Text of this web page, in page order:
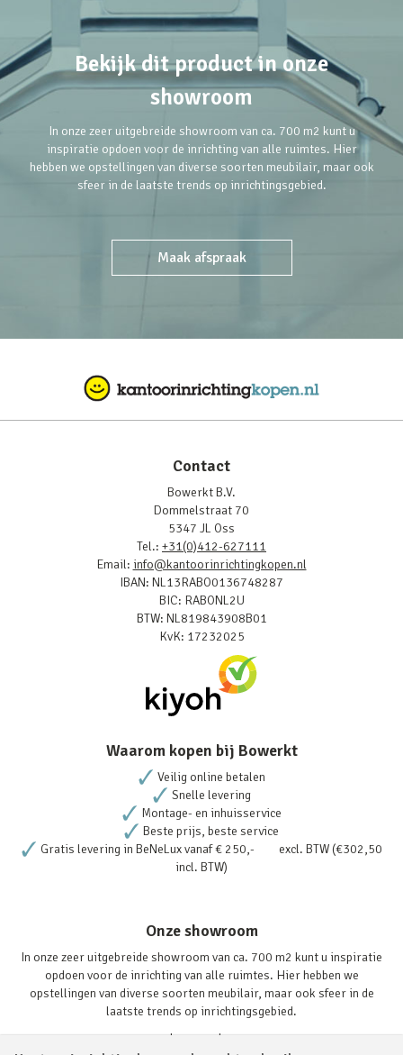
Bekijk dit product in onze
showroom
In onze zeer uitgebreide showroom van ca. 700 m2 kunt u
inspiratie opdoen voor de inrichting van alle ruimtes. Hier
hebben we opstellingen van diverse soorten meubilair, maar ook
sfeer in de laatste trends op inrichtingsgebied.
Maak afspraak
Contact
Bowerkt B.V.
Dommelstraat 70
5347 JL Oss
Tel.: +31(0)412-627111
Email: info@kantoorinrichtingkopen.nl
IBAN: NL13RABO0136748287
BIC: RABONL2U
BTW: NL819843908B01
KvK: 17232025
Waarom kopen bij Bowerkt
Veilig online betalen
Snelle levering
Montage- en inhuisservice
Beste prijs, beste service
Gratis levering in BeNeLux vanaf € 250,- excl. BTW (€302,50
incl. BTW)
Onze showroom
In onze zeer uitgebreide showroom van ca. 700 m2 kunt u inspiratie
opdoen voor de inrichting van alle ruimtes. Hier hebben we
opstellingen van diverse soorten meubilair, maar ook sfeer in de
laatste trends op inrichtingsgebied.
Lees verder